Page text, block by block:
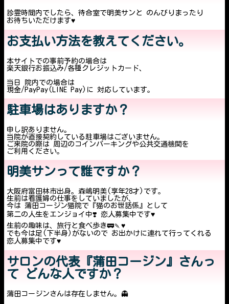
診霊時間内でしたら、待合室で明美サンと のんびりまったり
お待ちいただけます♥️
お支払い方法を教えてください。
本サイトでの事前予約の場合は
楽天銀行お振込み/各種クレジットカード、
当日 院内での場合は
現金/PayPay(LINE Pay)に 対応しています。
駐車場はありますか？
申し訳ありません。
当院が直接契約している駐車場はございません。
ご来院の際は 周辺のコインパーキングや公共交通機関を
ご利用ください。
明美サンって誰ですか？
大阪府富田林市出身。森嶋明美(享年28才)です。
生前は看護婦の仕事をしていましたが、
今は 蒲田コージン猫院で『猫のお世話係』として
第二の人生をエンジョイ中❣️ 恋人募集中です♥️
生前の趣味は、旅行と食べ歩き🚃🍡♥️
でも今は足(下半身)がないので お出かけに連れて行ってくれる
恋人募集中です♥️
サロンの代表『蒲田コージン』さんっ
て どんな人ですか？
蒲田コージンさんは存在しません。👻